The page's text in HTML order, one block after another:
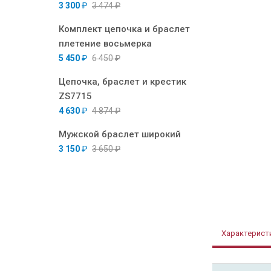
3 300₽ 3 474₽
Комплект цепочка и браслет
плетение восьмерка
5 450₽ 6 450₽
Цепочка, браслет и крестик
ZS7715
4 630₽ 4 874₽
Мужской браслет широкий
3 150₽ 3 650₽